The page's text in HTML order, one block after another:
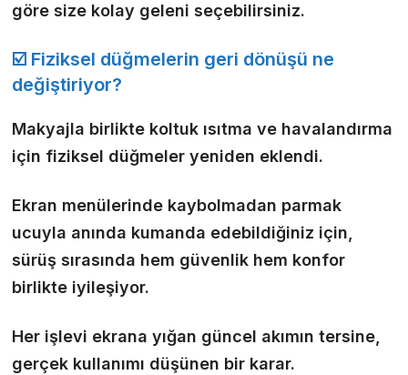
göre size kolay geleni seçebilirsiniz.
☑️ Fiziksel düğmelerin geri dönüşü ne
değiştiriyor?
Makyajla birlikte koltuk ısıtma ve havalandırma
için fiziksel düğmeler yeniden eklendi.
Ekran menülerinde kaybolmadan parmak
ucuyla anında kumanda edebildiğiniz için,
sürüş sırasında hem güvenlik hem konfor
birlikte iyileşiyor.
Her işlevi ekrana yığan güncel akımın tersine,
gerçek kullanımı düşünen bir karar.